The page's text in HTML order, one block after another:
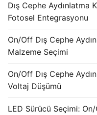
Dış Cephe Aydınlatma
Fotosel Entegrasyonu
On/Off Dış Cephe
Malzeme Seçimi
On/Off Dış Cephe
Voltaj Düşümü
LED Sürücü Seçimi: